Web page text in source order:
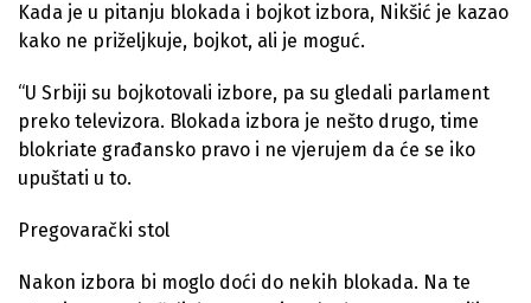
Kada je u pitanju blokada i bojkot izbora, Nikšić je kazao
kako ne priželjkuje, bojkot, ali je moguć.
“U Srbiji su bojkotovali izbore, pa su gledali parlament
preko televizora. Blokada izbora je nešto drugo, time
blokriate građansko pravo i ne vjerujem da će se iko
upuštati u to.
Pregovarački stol
Nakon izbora bi moglo doći do nekih blokada. Na te